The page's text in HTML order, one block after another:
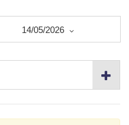
14/05/2026